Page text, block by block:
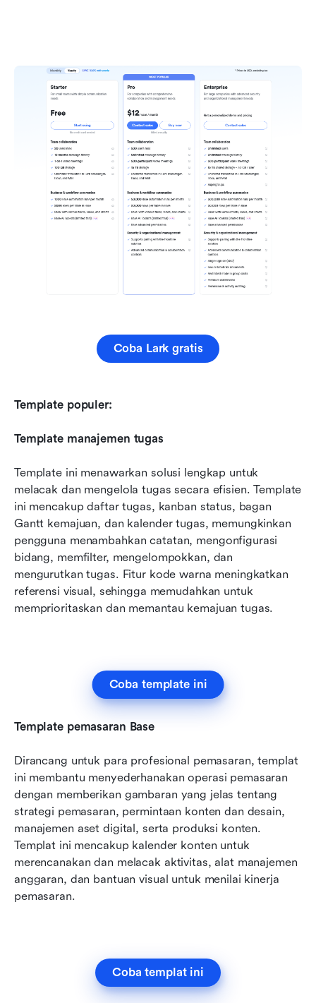
Coba Lark gratis
Template populer:
Template manajemen tugas
Template ini menawarkan solusi lengkap untuk
melacak dan mengelola tugas secara efisien. Template
ini mencakup daftar tugas, kanban status, bagan
Gantt kemajuan, dan kalender tugas, memungkinkan
pengguna menambahkan catatan, mengonfigurasi
bidang, memfilter, mengelompokkan, dan
mengurutkan tugas. Fitur kode warna meningkatkan
referensi visual, sehingga memudahkan untuk
memprioritaskan dan memantau kemajuan tugas.
Coba template ini
Template pemasaran Base
Dirancang untuk para profesional pemasaran, templat
ini membantu menyederhanakan operasi pemasaran
dengan memberikan gambaran yang jelas tentang
strategi pemasaran, permintaan konten dan desain,
manajemen aset digital, serta produksi konten.
Templat ini mencakup kalender konten untuk
merencanakan dan melacak aktivitas, alat manajemen
anggaran, dan bantuan visual untuk menilai kinerja
pemasaran.
Coba templat ini